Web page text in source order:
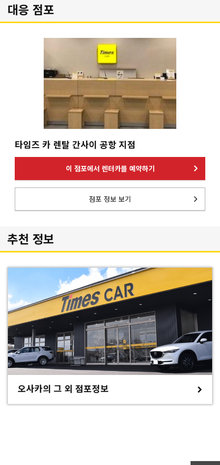
대응 점포
타임즈 카 렌탈 간사이 공항 지점
이 점포에서 렌터카를 예약하기
점포 정보 보기
추천 정보
오사카의 그 외 점포정보